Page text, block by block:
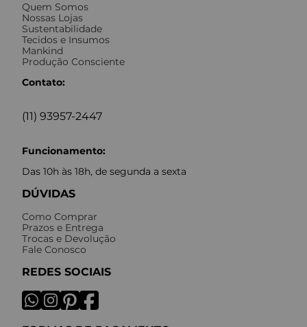
Quem Somos
Nossas Lojas
Sustentabilidade
Tecidos e Insumos
Mankind
Produção Consciente
Contato:
(11) 93957-2447
Funcionamento:
Das 10h às 18h, de segunda a sexta
DÚVIDAS
Como Comprar
Prazos e Entrega
Trocas e Devolução
Fale Conosco
REDES SOCIAIS